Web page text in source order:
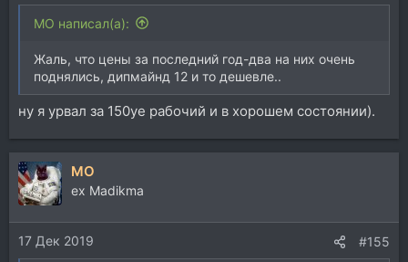
MO написал(а):
Жаль, что цены за последний год-два на них очень
поднялись, дипмайнд 12 и то дешевле..
ну я урвал за 150уе рабочий и в хорошем состоянии).
MO
ex Madikma
17 Дек 2019 #155